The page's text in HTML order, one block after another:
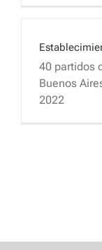
40 partidos
Buenos
2022